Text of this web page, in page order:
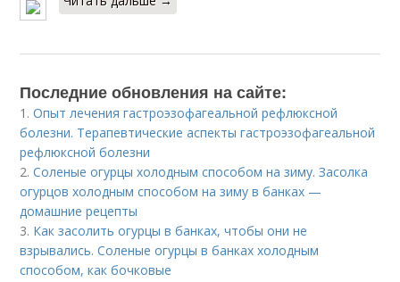
Последние обновления на сайте:
1.Опыт лечения гастроэзофагеальной рефлюксной
болезни. Терапевтические аспекты гастроэзофагеальной
рефлюксной болезни
2.Соленые огурцы холодным способом на зиму. Засолка
огурцов холодным способом на зиму в банках —
домашние рецепты
3. Как засолить огурцы в банках, чтобы они не
взрывались. Соленые огурцы в банках холодным
способом, как бочковые